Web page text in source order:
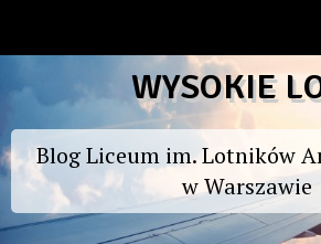
to
WYSOKIE
Blog Liceum im. Lotników
w Warszawie